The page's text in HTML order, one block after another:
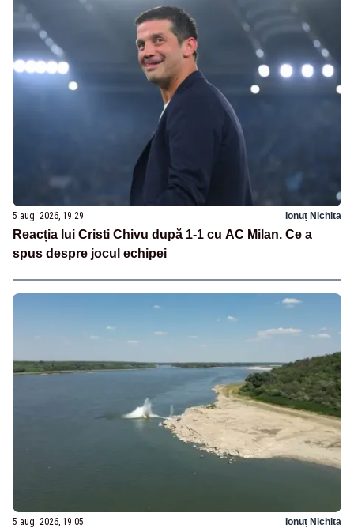
5 aug. 2026, 19:29 Ionuț Nichita
Reacția lui Cristi Chivu după 1-1 cu AC Milan. Ce a
spus despre jocul echipei
5 aug. 2026, 19:05 Ionuț Nichita